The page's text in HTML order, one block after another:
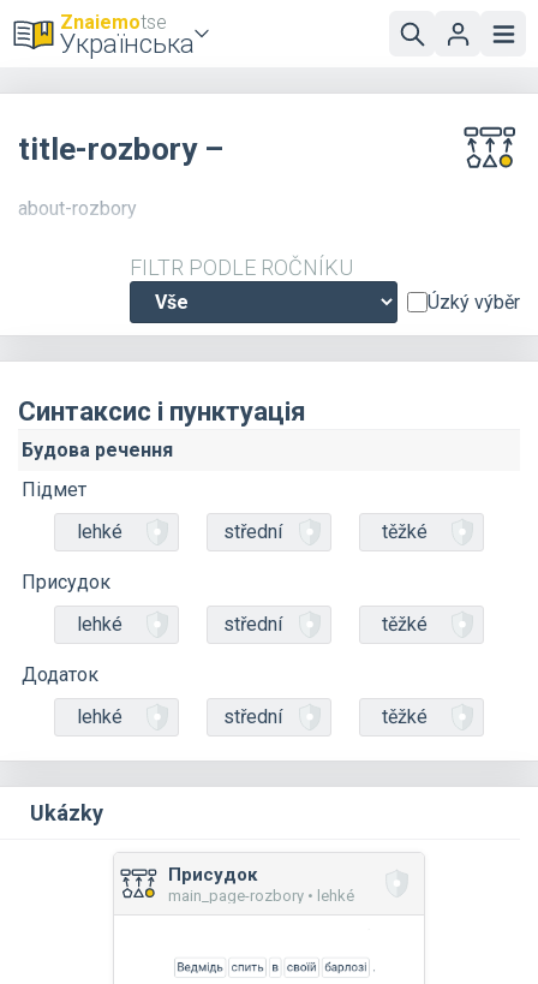
Znaiemotse
Українська
title-rozbory –
about-rozbory
FILTR PODLE ROČNÍKU
Úzký výběr
Синтаксис і пунктуація
Будова речення
Підмет
lehké
střední těžké
Присудок
lehké
střední těžké
Додаток
lehké
střední těžké
Ukázky
Присудок
main_page-rozbory • lehké